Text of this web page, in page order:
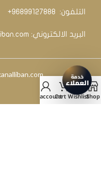
التلفون: ‏ 96899127888+
البريد الالكتروني:
Shop
Wishlist
Cart
My account